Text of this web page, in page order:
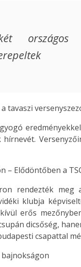
országos
tavaszi
– Elődöntőben a
rendezték meg
klubja
erős
dicsőség,
csapattal